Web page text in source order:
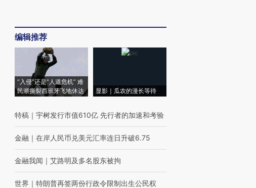
编辑推荐
“入侵”还是“人道危机” 难
民潮撕裂西班牙飞地休达
显影｜瓜农的漫长等待
特稿 ｜ 宇树发行市值610亿 先行者的加速和考验
金融 ｜ 在岸人民币兑美元汇率连日升破6.75
金融我闻 ｜ 艾路明及多名股东被拘
世界 ｜ 特朗普再签两份行政令限制出生公民权